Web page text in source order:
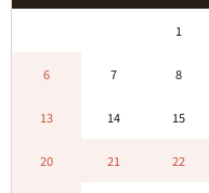
1
6 7 8
13 14 15
20 21 22